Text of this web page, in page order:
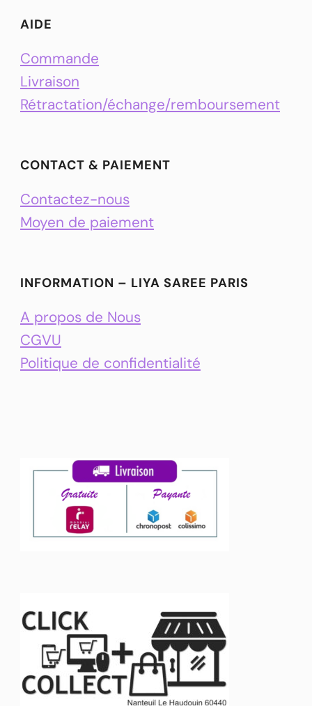
AIDE
Commande
Livraison
Rétractation/échange/remboursement
CONTACT & PAIEMENT
Contactez-nous
Moyen de paiement
INFORMATION – LIYA SAREE PARIS
A propos de Nous
CGVU
Politique de confidentialité